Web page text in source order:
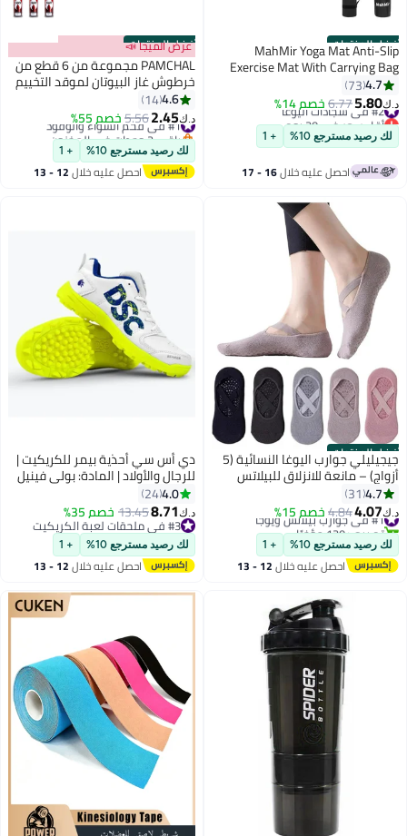
أفضل المنتجات
MahMir Yoga Mat Anti-Slip
Exercise Mat With Carrying Bag
Fitness Mat For Pilates
183Cm*61Cm*6Mm Thickness
For Woman Man Beginners
Black+Light Grey
4.7
73
د.ك‏5.80
6.77خصم 14% #2 في سجادات اليوغا
أقل سعر في 30 يوم
#2 في سجادات اليوغا
لك رصيد مسترجع 10% + 1
احصل عليه خلال 16 - 17
اغسطس
أفضل المنتجات
عرض الميجا 📣
PAMCHAL مجموعة من 6 قطع من
خرطوش غاز البيوتان لموقد التخييم
المحمول وموقد النزهات
4.6
14
د.ك‏2.45
5.56خصم 55% #1 في فحم الشواء والوقود
باقي 2 وحدات في المخزون
#1 في فحم الشواء والوقود
لك رصيد مسترجع 10% + 1
احصل عليه خلال 12 - 13
اغسطس
أفضل المنتجات جيجيليلي جوارب اليوغا النسائية (5
أزواج) – مانعة للانزلاق للبيلاتس
والباري والباليه
4.7
31
د.ك‏4.07
4.84خصم 15% #1 في جوارب بيلاتس ويوجا
تم بيع +130 مؤخرًا
#1 في جوارب بيلاتس ويوجا
لك رصيد مسترجع 10% + 1
احصل عليه خلال 12 - 13
دي أس سي أحذية بيمر للكريكيت |
للرجال والأولاد | المادة: بولي فينيل
كلورايد | أداء طويل الأمد | شبكة
مسامية لتحسين الأداء | للبنين
والرجال | خفيفة الوزن | متين
4.0
24
د.ك‏8.71
13.45خصم 35%
#3 في ملحقات لعبة الكريكيت
#3 في ملحقات لعبة الكريكيت
لك رصيد مسترجع 10% + 1
احصل عليه خلال 12 - 13